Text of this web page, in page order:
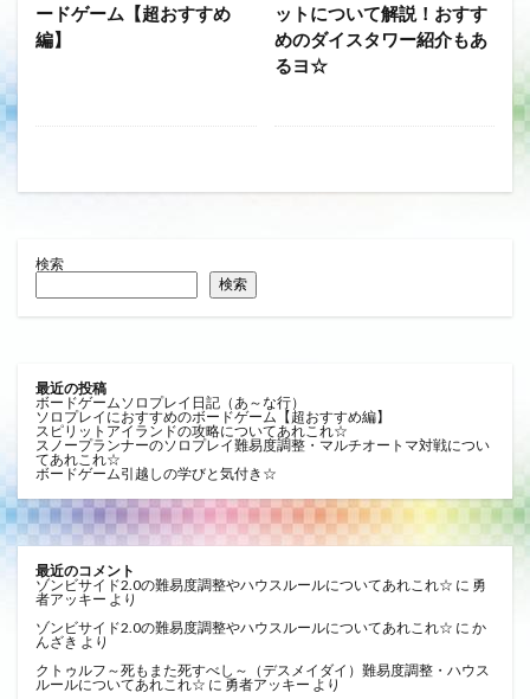
ードゲーム【超おすすめ
編】
ットについて解説！おすす
めのダイスタワー紹介もあ
るヨ☆
検索
検索
最近の投稿
ボードゲームソロプレイ日記（あ～な行）
ソロプレイにおすすめのボードゲーム【超おすすめ編】
スピリットアイランドの攻略についてあれこれ☆
スノープランナーのソロプレイ難易度調整・マルチオートマ対戦につい
てあれこれ☆
ボードゲーム引越しの学びと気付き☆
最近のコメント
ゾンビサイド2.0の難易度調整やハウスルールについてあれこれ☆ に 勇
者アッキー より
ゾンビサイド2.0の難易度調整やハウスルールについてあれこれ☆ に か
んざき より
クトゥルフ～死もまた死すべし～（デスメイダイ）難易度調整・ハウス
ルールについてあれこれ☆ に 勇者アッキー より